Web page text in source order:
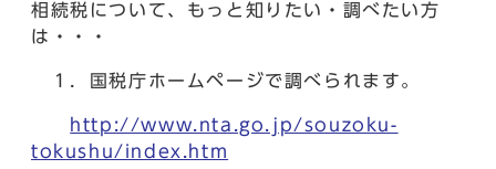
相続税について、もっと知りたい・調べたい方
は・・・
１．国税庁ホームページで調べられます。
http://www.nta.go.jp/souzoku-
tokushu/index.htm